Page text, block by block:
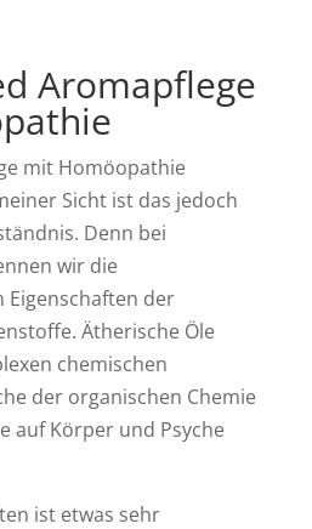
Aromapflege
mit Homöopathie
Sicht ist das jedoch
Denn bei
wir die
Eigenschaften der
Ätherische Öle
chemischen
der organischen Chemie
auf Körper und Psyche
ist etwas sehr